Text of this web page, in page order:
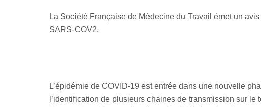
La Société Française de Médecine du Travail émet un
SARS-COV2.
L’épidémie de COVID-19 est entrée dans une nouvelle
l’identification de plusieurs chaines de transmission sur